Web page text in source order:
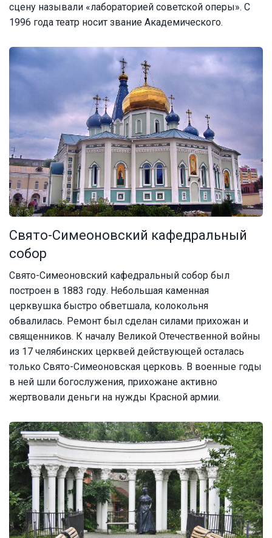
сцену называли «лабораторией советской оперы». С
1996 года театр носит звание Академического.
Свято-Симеоновский кафедральный
собор
Свято-Симеоновский кафедральный собор был
построен в 1883 году. Небольшая каменная
церквушка быстро обветшала, колокольня
обвалилась. Ремонт был сделан силами прихожан и
священников. К началу Великой Отечественной войны
из 17 челябинских церквей действующей осталась
только Свято-Симеоновская церковь. В военные годы
в ней шли богослужения, прихожане активно
жертвовали деньги на нужды Красной армии.